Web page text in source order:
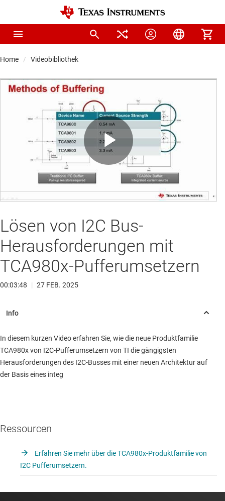
Home Videobibliothek
Play
Video
Lösen von I2C Bus-
Herausforderungen mit
TCA980x-Pufferumsetzern
00:03:48 | 27 FEB. 2025
In diesem kurzen Video erfahren Sie, wie die neue Produktfamilie
TCA980x von I2C-Pufferumsetzern von TI die gängigsten
Herausforderungen des I2C-Busses mit einer neuen Architektur auf
der Basis eines integ
Ressourcen
Erfahren Sie mehr über die TCA980x-Produktfamilie von
I2C Pufferumsetzern.